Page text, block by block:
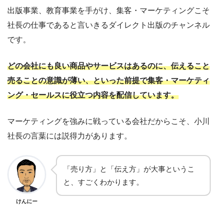
出版事業、教育事業を手がけ、集客・マーケティングこそ
社長の仕事であると言いきるダイレクト出版のチャンネル
です。
どの会社にも良い商品やサービスはあるのに、伝えること
売ることの意識が薄い、といった前提で集客・マーケティ
ング・セールスに役立つ内容を配信しています。
マーケティングを強みに戦っている会社だからこそ、小川
社長の言葉には説得力があります。
けんにー
「売り方」と「伝え方」が大事というこ
と、すごくわかります。